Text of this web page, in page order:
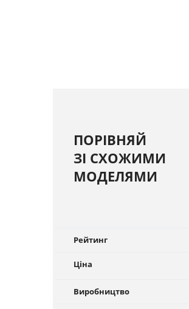
ПОРІВНЯЙ
ЗІ СХОЖИМИ
МОДЕЛЯМИ
Рейтинг
Ціна
Виробництво